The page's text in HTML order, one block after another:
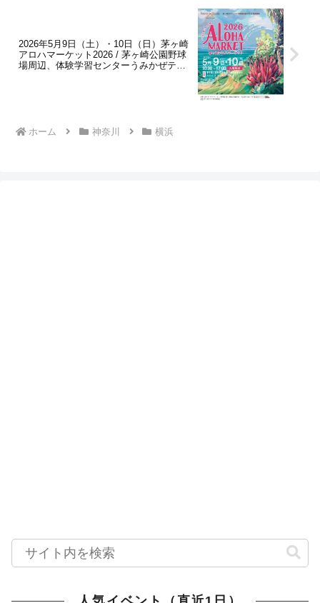
2026年5月9日（土）・10日（日）茅ヶ崎
アロハマーケット2026 / 茅ヶ崎公園野球
場周辺、体験学習センターうみかぜテラ
ホーム 神奈川 横浜